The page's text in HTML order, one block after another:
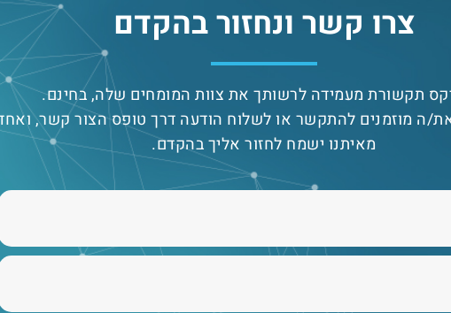
צרו קשר ונחזור בהקדם
תקשורת מעמידה לרשותך את צוות המומחים שלה, בחינם.
ה מוזמנים להתקשר או לשלוח הודעה דרך טופס הצור קשר,
מאיתנו ישמח לחזור אליך בהקדם.